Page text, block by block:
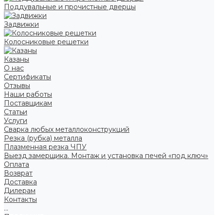
Поддувальные и прочистные дверцы
Задвижки
Колосниковые решетки
Казаны
О нас
Сертификаты
Отзывы
Наши работы
Поставщикам
Статьи
Услуги
Сварка любых металлоконструкций
Резка (рубка) металла
Плазменная резка ЧПУ
Выезд замерщика. Монтаж и установка печей «под ключ»
Оплата
Возврат
Доставка
Дилерам
Контакты
...